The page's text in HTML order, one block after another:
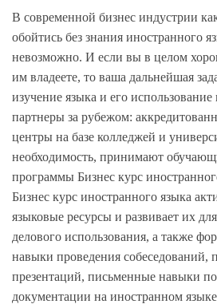
В современной бизнес индустрии
обойтись без знания иностранного
невозможно. И если вы в целом
им владеете, то ваша дальнейшая
изучение языка и его
партнеры за рубежом:
центры на базе колледжей и
необходимость, принимают
программы Бизнес курс
Бизнес курс иностранного языка
языковые ресурсы и развивает их
делового использования, а также
навыки проведения собеседований,
презентаций, письменные навыки
документации на иностранном